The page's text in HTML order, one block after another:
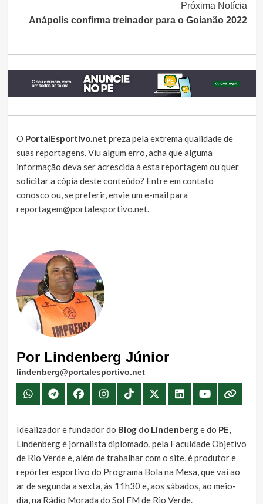
Próxima Notícia
Anápolis confirma treinador para o Goianão 2022
O PortalEsportivo.net preza pela extrema qualidade de
suas reportagens. Viu algum erro, acha que alguma
informação deva ser acrescida à esta reportagem ou quer
solicitar a cópia deste conteúdo? Entre em contato
conosco ou, se preferir, envie um e-mail para
reportagem@portalesportivo.net.
Por Lindenberg Júnior
lindenberg@portalesportivo.net
Idealizador e fundador do Blog do Lindenberge do PE,
Lindenberg é jornalista diplomado, pela Faculdade Objetivo
de Rio Verde e, além de trabalhar com o site, é produtor e
repórter esportivo do Programa Bola na Mesa, que vai ao
ar de segunda a sexta, às 11h30 e, aos sábados, ao meio-
dia, na Rádio Morada do Sol FM de Rio Verde.